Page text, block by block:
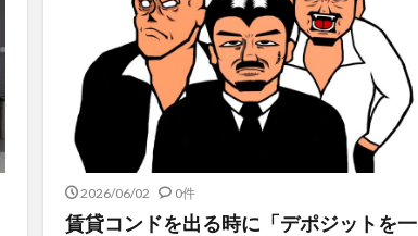
2026/06/02 0件
賃貸コンドを出る時に「デポジットを一